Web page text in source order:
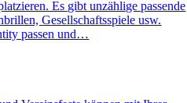
Es gibt unzählige passende
Gesellschaftsspiele usw.
passen und…